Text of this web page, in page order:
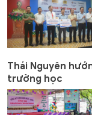
Thái Nguyên
trường học